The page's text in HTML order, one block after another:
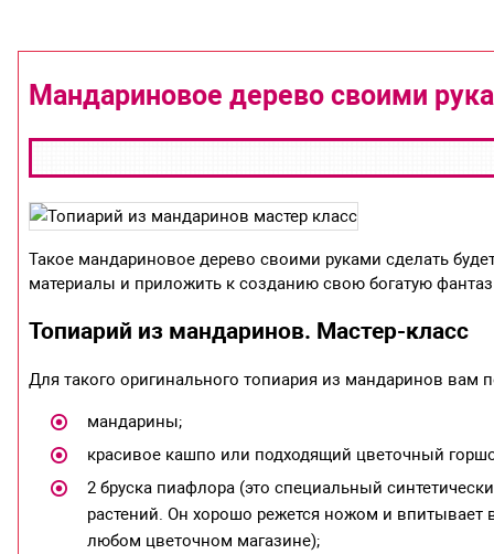
Мандариновое дерево своими
Такое мандариновое дерево своими руками сделать
материалы и приложить к созданию свою богатую
Топиарий из мандаринов. Мастер-класс
Для такого оригинального топиария из мандаринов вам
мандарины;
красивое кашпо или подходящий цветочный
2 бруска пиафлора (это специальный
растений. Он хорошо режется ножом и впитывает
любом цветочном магазине);